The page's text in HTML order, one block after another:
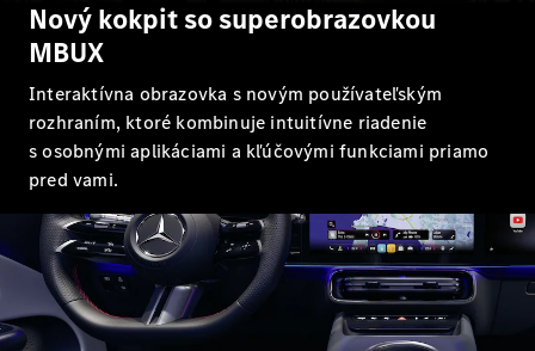
Všetky
Hatchback
hatchback
Trieda B
Vozidlá k
priamemu
Nový kokpit so superobrazovkou
MBUX
Interaktívna obrazovka s novým používateľským
rozhraním, ktoré kombinuje intuitívne riadenie
s osobnými aplikáciami a kľúčovými funkciami priamo
pred vami.